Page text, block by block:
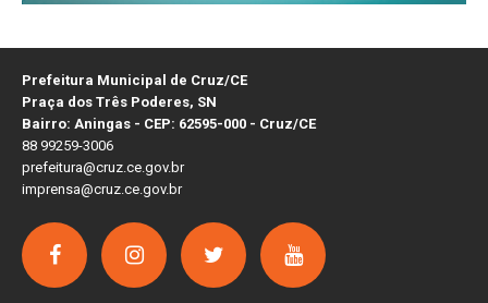
Prefeitura Municipal de Cruz/CE
Praça dos Três Poderes, SN
Bairro: Aningas - CEP: 62595-000 - Cruz/CE
88 99259-3006
prefeitura@cruz.ce.gov.br
imprensa@cruz.ce.gov.br